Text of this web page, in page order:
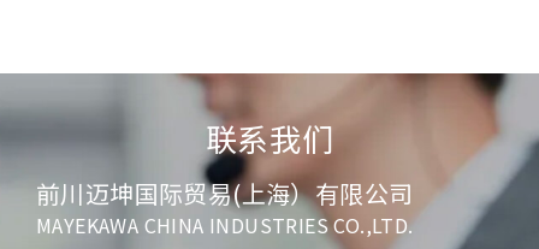
联系我们
前川迈坤国际贸易(上海）有限公司
MAYEKAWA CHINA INDUSTRIES CO.,LTD.